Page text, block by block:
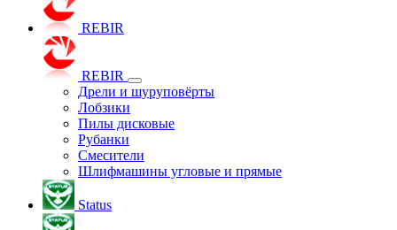
REBIR
REBIR
Дрели и шуруповёрты
Лобзики
Пилы дисковые
Рубанки
Смесители
Шлифмашины угловые и прямые
Status